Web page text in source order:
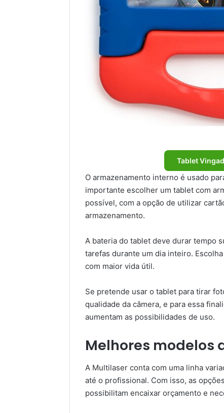
Tablet
O armazenamento interno é usado
importante escolher um tablet com
possível, com a opção de utilizar
armazenamento.
A bateria do tablet deve durar tempo
tarefas durante um dia inteiro.
com maior vida útil.
Se pretende usar o tablet para tirar
qualidade da câmera, e para essa
aumentam as possibilidades de uso.
Melhores modelos
A Multilaser conta com uma linha
até o profissional. Com isso, as
possibilitam encaixar orçamento e